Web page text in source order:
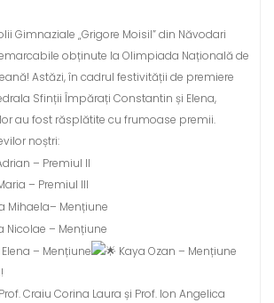
Gimnaziale „Grigore Moisil” din Năvodari
obținute la Olimpiada Națională de
Astăzi, în cadrul festivității de premiere
Sfinții Împărați Constantin și Elena,
au fost răsplătite cu frumoase premii.
noștri:
– Premiul II
– Premiul III
Mihaela– Mențiune
Nicolae – Mențiune
– Mențiune
Kaya Ozan – Mențiune
Craiu Corina Laura și Prof. Ion Angelica